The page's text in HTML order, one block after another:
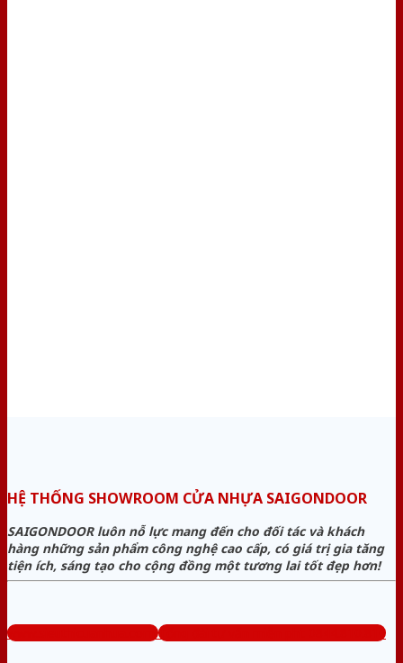
HỆ THỐNG SHOWROOM CỬA NHỰA SAIGONDOOR
SAIGONDOOR luôn nỗ lực mang đến cho đối tác và khách
hàng những sản phẩm công nghệ cao cấp, có giá trị gia tăng
tiện ích, sáng tạo cho cộng đồng một tương lai tốt đẹp hơn!
www.sieuthicuanhua.com Tổng đài tư vấn miễn phí: 0844.810.810